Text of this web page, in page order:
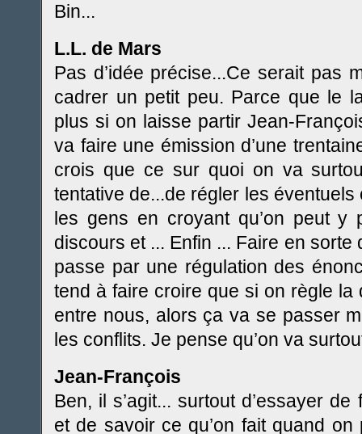
Bin...
L.L. de Mars
Pas d’idée précise...Ce serait pas
cadrer un petit peu. Parce que le
plus si on laisse partir Jean-
va faire une émission d’une
crois que ce sur quoi on va
tentative de...de régler les
les gens en croyant qu’on peut y
discours et ... Enfin ... Faire en
passe par une régulation des
tend à faire croire que si on règle
entre nous, alors ça va se passer
les conflits. Je pense qu’on va
Jean-François
Ben, il s’agit... surtout d’essayer
et de savoir ce qu’on fait quand